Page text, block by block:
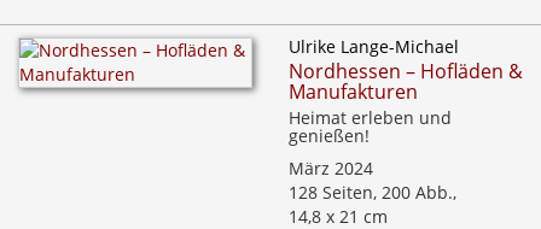
Ulrike Lange-Michael
Nordhessen – Hofläden &
Manufakturen
Heimat erleben und
genießen!
März 2024
128 Seiten, 200 Abb.,
14,8 x 21 cm